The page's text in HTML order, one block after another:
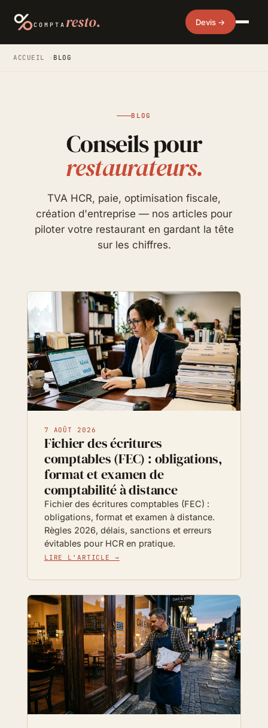
COMPTA resto. Devis →
ACCUEIL › BLOG
BLOG
Conseils pour
restaurateurs.
TVA HCR, paie, optimisation fiscale,
création d'entreprise — nos articles pour
piloter votre restaurant en gardant la tête
sur les chiffres.
7 AOÛT 2026
Fichier des écritures
comptables (FEC) : obligations,
format et examen de
comptabilité à distance
Fichier des écritures comptables (FEC) :
obligations, format et examen à distance.
Règles 2026, délais, sanctions et erreurs
évitables pour HCR en pratique.
LIRE L'ARTICLE →